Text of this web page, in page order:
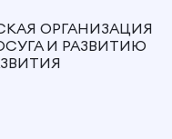
ОРГАНИЗАЦИЯ
И РАЗВИТИЮ